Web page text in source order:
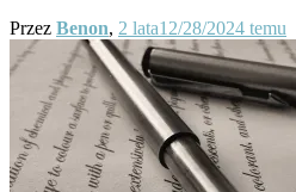
Przez Benon, 2 lata12/28/2024 temu